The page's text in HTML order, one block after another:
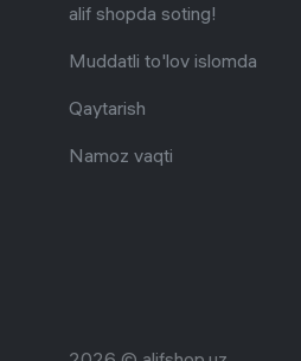
Kiyim-kechak va Oyoq
alif shopda soting!
Muddatli to'lov islomda
Qaytarish
Namoz vaqti